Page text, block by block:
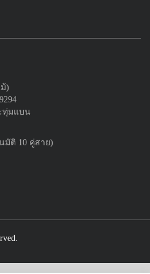
)
ทุ่มแบน
มัติ 10 คู่สาย)